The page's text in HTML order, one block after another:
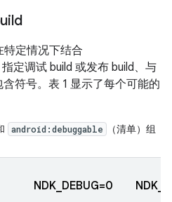
特定情况下结合
指定调试 build 或发布 build、与
符号。表 1 显示了每个可能的
android:debuggable
（清单）组
NDK_DEBUG=0